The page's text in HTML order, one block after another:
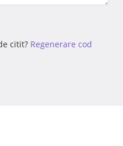
citit? Regenerare cod